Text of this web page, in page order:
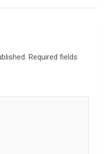
Required fields